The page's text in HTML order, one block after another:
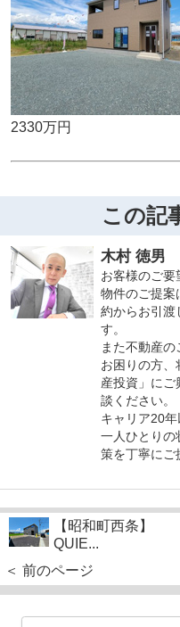
2330万円
この記
木村 徳男
お客様のご要
物件のご提案
約からお引渡
す。
また不動産
お困りの方、
産投資」にご
談ください。
キャリア20
一人ひとりの
策を丁寧にご
【昭和町西条】
QUIE...
＜ 前のページ